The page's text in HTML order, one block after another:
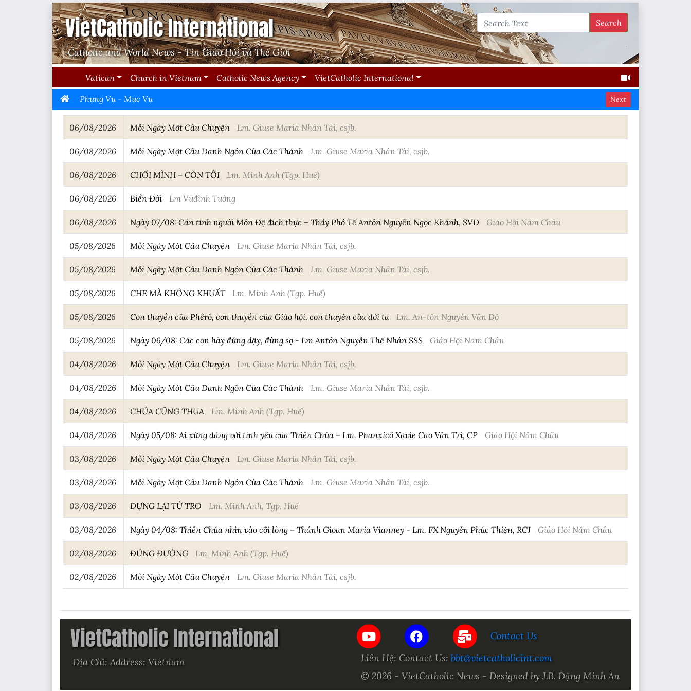
VietCatholic International
Catholic and World News - Tin Giáo Hội và Thế Giới
Search
Vatican Church in Vietnam Catholic News Agency
VietCatholic International
Phụng Vụ - Mục Vụ
Next
06/08/2026 Mỗi Ngày Một Câu Chuyện Lm. Giuse Maria Nhân Tài, csjb.
06/08/2026 Mỗi Ngày Một Câu Danh Ngôn Của Các Thánh Lm. Giuse Maria Nhân Tài, csjb.
06/08/2026 CHỐI MÌNH – CÒN TÔI Lm. Minh Anh (Tgp. Huế)
06/08/2026 Biển Đời Lm Vũđình Tường
06/08/2026 Ngày 07/08: Căn tính người Môn Đệ đích thực – Thầy Phó Tế Antôn Nguyễn Ngọc Khánh, SVD Giáo Hội Năm Châu
05/08/2026 Mỗi Ngày Một Câu Chuyện Lm. Giuse Maria Nhân Tài, csjb.
05/08/2026 Mỗi Ngày Một Câu Danh Ngôn Của Các Thánh Lm. Giuse Maria Nhân Tài, csjb.
05/08/2026 CHE MÀ KHÔNG KHUẤT Lm. Minh Anh (Tgp. Huế)
05/08/2026 Con thuyền của Phêrô, con thuyền của Giáo hội, con thuyền của đời ta Lm. An-tôn Nguyễn Văn Độ
05/08/2026 Ngày 06/08: Các con hãy đứng dậy, đừng sợ - Lm Antôn Nguyễn Thế Nhân SSS Giáo Hội Năm Châu
04/08/2026 Mỗi Ngày Một Câu Chuyện Lm. Giuse Maria Nhân Tài, csjb.
04/08/2026 Mỗi Ngày Một Câu Danh Ngôn Của Các Thánh Lm. Giuse Maria Nhân Tài, csjb.
04/08/2026 CHÚA CŨNG THUA Lm. Minh Anh (Tgp. Huế)
04/08/2026 Ngày 05/08: Ai xứng đáng với tình yêu của Thiên Chúa – Lm. Phanxicô Xavie Cao Văn Trí, CP Giáo Hội Năm Châu
03/08/2026 Mỗi Ngày Một Câu Chuyện Lm. Giuse Maria Nhân Tài, csjb.
03/08/2026 Mỗi Ngày Một Câu Danh Ngôn Của Các Thánh Lm. Giuse Maria Nhân Tài, csjb.
03/08/2026 DỰNG LẠI TỪ TRO Lm. Minh Anh, Tgp. Huế
03/08/2026 Ngày 04/08: Thiên Chúa nhìn vào cõi lòng – Thánh Gioan Maria Vianney - Lm. FX Nguyễn Phúc Thiện, RCJ Giáo Hội Năm Châu
02/08/2026 ĐÚNG ĐƯỜNG Lm. Minh Anh (Tgp. Huế)
02/08/2026 Mỗi Ngày Một Câu Chuyện Lm. Giuse Maria Nhân Tài, csjb.
VietCatholic International
Địa Chỉ: Address: Vietnam
Contact Us
Liên Hệ: Contact Us: bbt@vietcatholicint.com
© 2026 - VietCatholic News - Designed by J.B. Đặng Minh An